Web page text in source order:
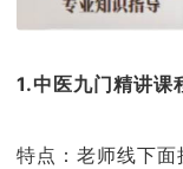
1.中医九门精讲课
特点：老师线下